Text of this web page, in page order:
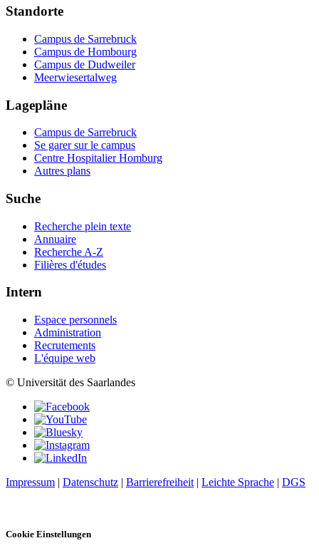
Standorte
Campus de Sarrebruck
Campus de Hombourg
Campus de Dudweiler
Meerwiesertalweg
Lagepläne
Campus de Sarrebruck
Se garer sur le campus
Centre Hospitalier Homburg
Autres plans
Suche
Recherche plein texte
Annuaire
Recherche A-Z
Filières d'études
Intern
Espace personnels
Administration
Recrutements
L'équipe web
© Universität des Saarlandes
Impressum | Datenschutz | Barrierefreiheit | Leichte Sprache | DGS
Cookie Einstellungen